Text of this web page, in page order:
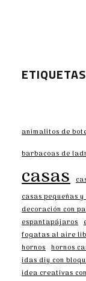
ETIQUETAS
animalitos de
barbacoas de
casas
casas pequeñas
decoración con
espantapájaros
fogatas al aire
hornos hornos
idas diy con
idea creativas